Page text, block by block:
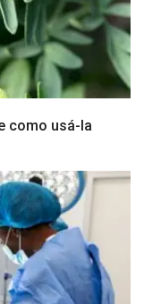
como usá-la